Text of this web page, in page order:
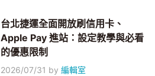
台北捷運全面開放刷信用卡、
Apple Pay 進站：設定教學與必看
的優惠限制
2026/07/31 by編輯室